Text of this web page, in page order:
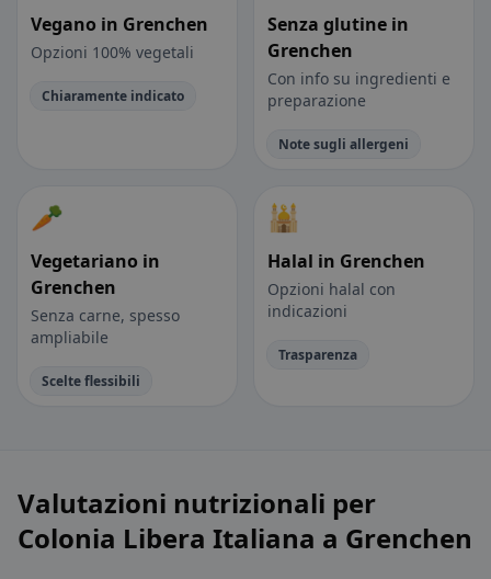
Vegano in Grenchen
Opzioni 100% vegetali
Chiaramente indicato
Senza glutine in
Grenchen
Con info su ingredienti e
preparazione
Note sugli allergeni
🥕
Vegetariano in
Grenchen
Senza carne, spesso
ampliabile
Scelte flessibili
🕌
Halal in Grenchen
Opzioni halal con
indicazioni
Trasparenza
Valutazioni nutrizionali per
Colonia Libera Italiana a Grenchen